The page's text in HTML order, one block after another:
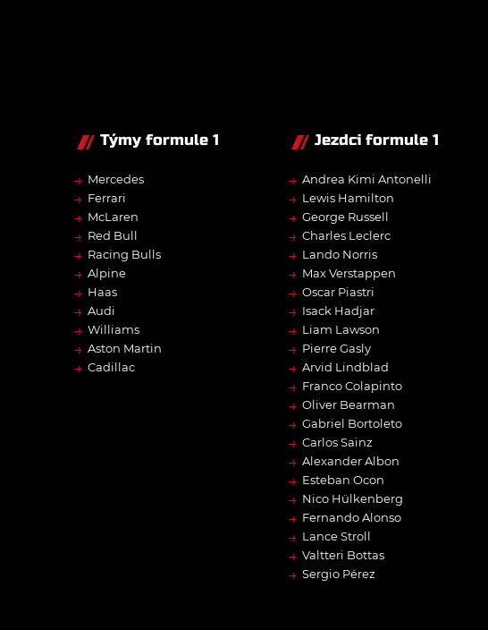
Týmy formule 1
→ Mercedes
→ Ferrari
→ McLaren
→ Red Bull
→ Racing Bulls
→ Alpine
→ Haas
→ Audi
→ Williams
→ Aston Martin
→ Cadillac
Jezdci formule 1
→ Andrea Kimi Antonelli
→ Lewis Hamilton
→ George Russell
→ Charles Leclerc
→ Lando Norris
→ Max Verstappen
→ Oscar Piastri
→ Isack Hadjar
→ Liam Lawson
→ Pierre Gasly
→ Arvid Lindblad
→ Franco Colapinto
→ Oliver Bearman
→ Gabriel Bortoleto
→ Carlos Sainz
→ Alexander Albon
→ Esteban Ocon
→ Nico Hülkenberg
→ Fernando Alonso
→ Lance Stroll
→ Valtteri Bottas
→ Sergio Pérez